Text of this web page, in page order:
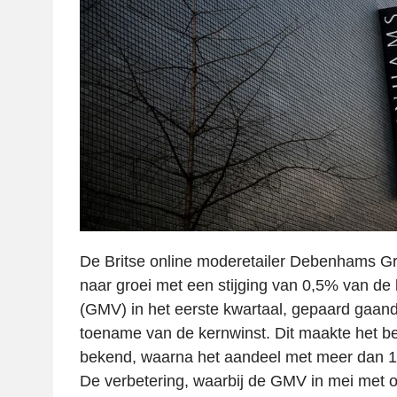
De Britse online moderetailer Debenhams
naar groei met een stijging van 0,5% van
(GMV) in het eerste kwartaal, gepaard
toename van de kernwinst. Dit maakte het
bekend, waarna het aandeel met meer dan
De verbetering, waarbij de GMV in mei met